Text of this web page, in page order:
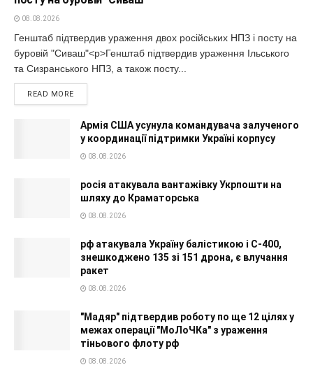
08.08.2026
Генштаб підтвердив ураження двох російських НПЗ і посту на
буровій "Сиваш"<p>Генштаб підтвердив ураження Ільського
та Сизранського НПЗ, а також посту...
READ MORE
Армія США усунула командувача залученого
у координації підтримки Україні корпусу
08.08.2026
росія атакувала вантажівку Укрпошти на
шляху до Краматорська
08.08.2026
рф атакувала Україну балістикою і С-400,
знешкоджено 135 зі 151 дрона, є влучання
ракет
08.08.2026
"Мадяр" підтвердив роботу по ще 12 цілях у
межах операції "МоЛоЧКа" з ураження
тіньового флоту рф
08.08.2026